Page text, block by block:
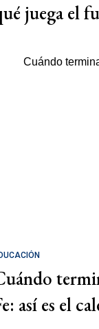
juega el
así es el